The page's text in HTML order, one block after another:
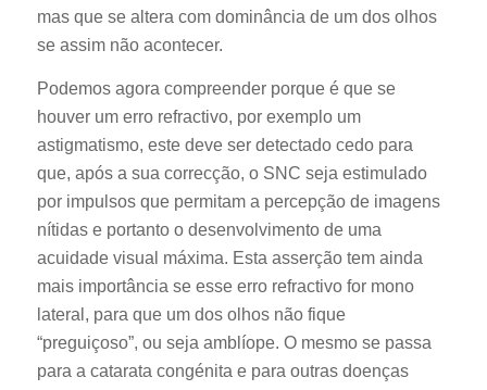
mas que se altera com dominância de um dos olhos
se assim não acontecer.
Podemos agora compreender porque é que se
houver um erro refractivo, por exemplo um
astigmatismo, este deve ser detectado cedo para
que, após a sua correcção, o SNC seja estimulado
por impulsos que permitam a percepção de imagens
nítidas e portanto o desenvolvimento de uma
acuidade visual máxima. Esta asserção tem ainda
mais importância se esse erro refractivo for mono
lateral, para que um dos olhos não fique
“preguiçoso”, ou seja amblíope. O mesmo se passa
para a catarata congénita e para outras doenças